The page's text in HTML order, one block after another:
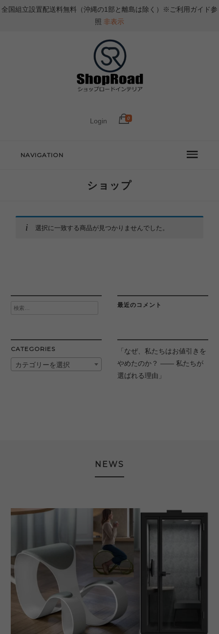
Login 0
NAVIGATION
ショップ
選択に一致する商品が見つかりませんでした。
検
最近のコメント
CATEGORIES
カテゴリーを選択
「なぜ、私たちはお値引きを
やめたのか？ —— 私たちが
選ばれる理由」
NEWS
全国組立設置配送料無料（沖縄の1部と離島は除く）※ご利用ガイド参
照 非表示